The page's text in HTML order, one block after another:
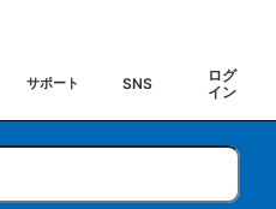
サポート SNS
ログ
イン